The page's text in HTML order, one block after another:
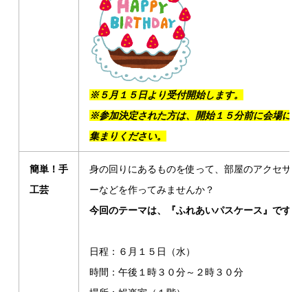
※５月１５日より受付開始します。
※参加決定された方は、開始１５分前に会場にお
集まりください。
簡単！手
工芸
身の回りにあるものを使って、部屋のアクセサリ
ーなどを作ってみませんか？
今回のテーマは、『ふれあいパスケース』です。
日程：６月１５日（水）
時間：午後１時３０分～２時３０分